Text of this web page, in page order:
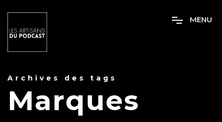
MENU
Archives des tags
Marques